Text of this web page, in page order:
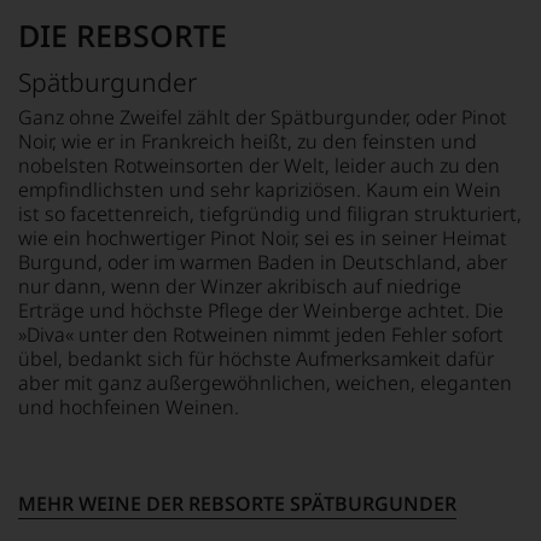
an
jedem
Wein
auch
unsere
Tesdorpf-
Bewertung.
Wir
beurteilen
unsere
Weine
nach
dem
bekannten
und
bewährten
100-
Punkte-
uns
DIE REBSORTE
Spätburgunder
Ganz ohne Zweifel zählt der Spätburgunder, oder Pinot
Noir, wie er in Frankreich heißt, zu den feinsten und
nobelsten Rotweinsorten der Welt, leider auch zu den
empfindlichsten und sehr kapriziösen. Kaum ein Wein
ist so facettenreich, tiefgründig und filigran strukturiert,
wie ein hochwertiger Pinot Noir, sei es in seiner Heimat
Burgund, oder im warmen Baden in Deutschland, aber
nur dann, wenn der Winzer akribisch auf niedrige
Erträge und höchste Pflege der Weinberge achtet. Die
»Diva« unter den Rotweinen nimmt jeden Fehler sofort
übel, bedankt sich für höchste Aufmerksamkeit dafür
aber mit ganz außergewöhnlichen, weichen, eleganten
und hochfeinen Weinen.
MEHR WEINE DER REBSORTE SPÄTBURGUNDER